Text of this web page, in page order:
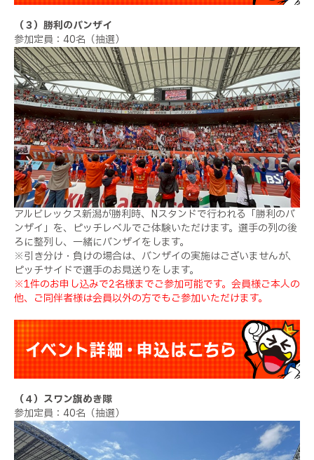
（３）勝利のバンザイ
参加定員：40名（抽選）
アルビレックス新潟が勝利時、Nスタンドで行われる「勝利のバ
ンザイ」を、ピッチレベルでご体験いただけます。選手の列の後
ろに整列し、一緒にバンザイをします。
※引き分け・負けの場合は、バンザイの実施はございませんが、
ピッチサイドで選手のお見送りをします。
※1件のお申し込みで2名様までご参加可能です。会員様ご本人の
他、ご同伴者様は会員以外の方でもご参加いただけます。
（４）スワン旗めき隊
参加定員：40名（抽選）